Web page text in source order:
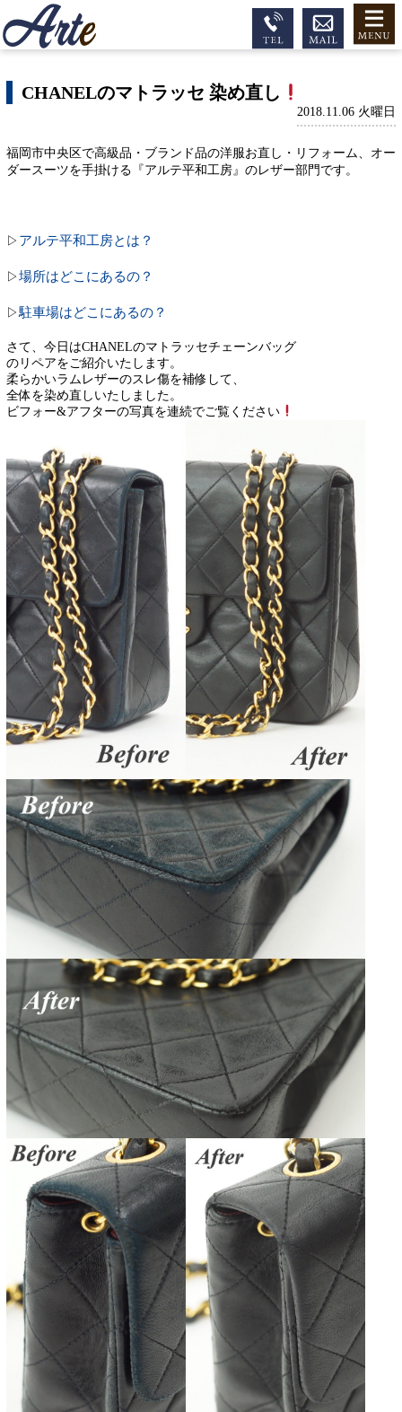
CHANELのマトラッセ 染め直し
2018.11.06 火曜日
福岡市中央区で高級品・ブランド品の洋服お直し・リフォーム、オー
ダースーツを手掛ける『アルテ平和工房』のレザー部門です。
▷ アルテ平和工房とは？
▷ 場所はどこにあるの？
▷ 駐車場はどこにあるの？
さて、今日はCHANELのマトラッセチェーンバッグ
のリペアをご紹介いたします。
柔らかいラムレザーのスレ傷を補修して、
全体を染め直しいたしました。
ビフォー&アフターの写真を連続でご覧ください